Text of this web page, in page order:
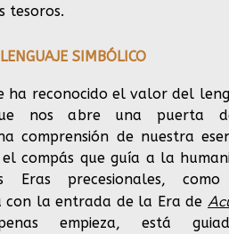
tesoros.
SIMBÓLICO
ha reconocido el valor del
nos abre una puerta
comprensión de nuestra
el compás que guía a la
precesionales,
con la entrada de la Era de
empieza, está